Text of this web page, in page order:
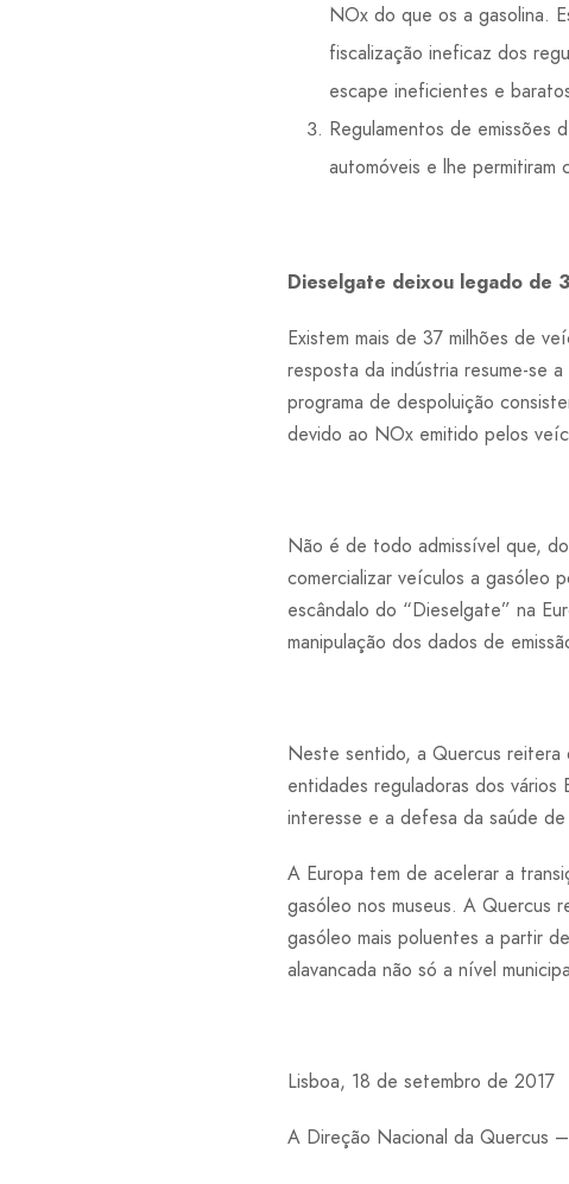
NOx do que os a gasolina.
fiscalização ineficaz dos
escape ineficientes e
Regulamentos de emissões
automóveis e lhe permitiram
Dieselgate deixou legado de
Existem mais de 37 milhões de
resposta da indústria resume-se
programa de despoluição
devido ao NOx emitido pelos
Não é de todo admissível que,
comercializar veículos a gasóleo
escândalo do “Dieselgate” na
manipulação dos dados de
Neste sentido, a Quercus
entidades reguladoras dos
interesse e a defesa da saúde
A Europa tem de acelerar a
gasóleo nos museus. A Quercus
gasóleo mais poluentes a partir
alavancada não só a nível
Lisboa, 18 de setembro de 2017
A Direção Nacional da Quercus